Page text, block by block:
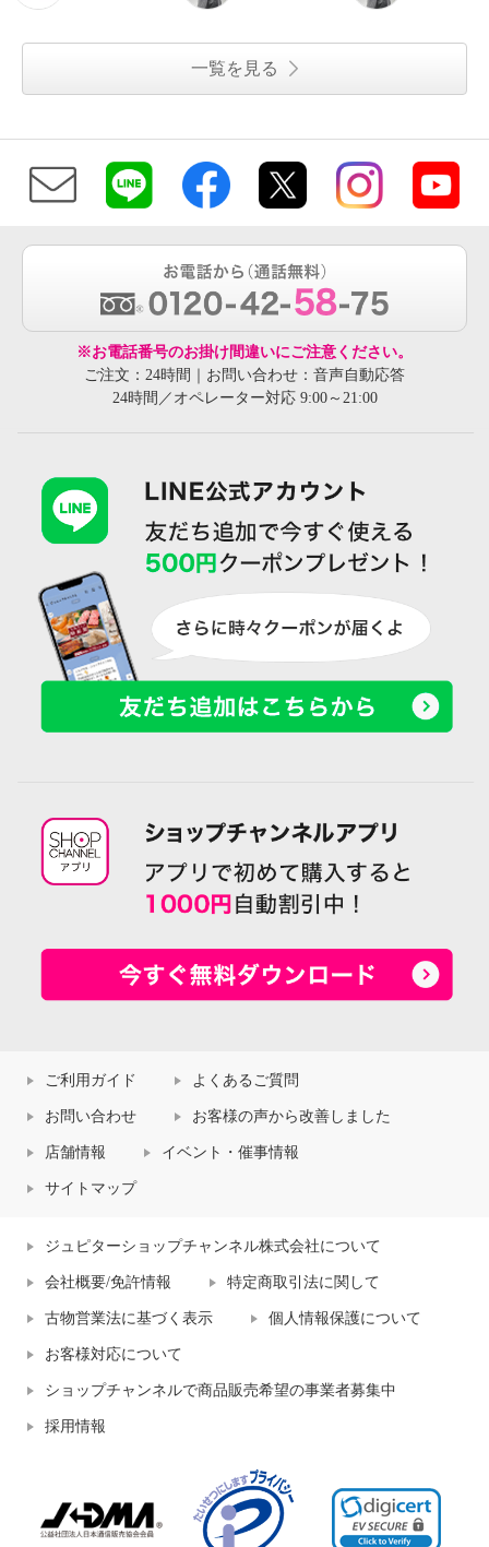
一覧を見る
※お電話番号のお掛け間違いにご注意ください。
ご注文：24時間｜お問い合わせ：音声自動応答
24時間／オペレーター対応 9:00～21:00
ご利用ガイド よくあるご質問
お問い合わせ お客様の声から改善しました
店舗情報 イベント・催事情報
サイトマップ
ジュピターショップチャンネル株式会社について
会社概要/免許情報 特定商取引法に関して
古物営業法に基づく表示 個人情報保護について
お客様対応について
ショップチャンネルで商品販売希望の事業者募集中
採用情報